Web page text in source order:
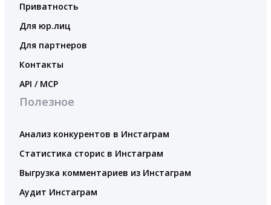
Приватность
Для юр.лиц
Для партнеров
Контакты
API / MCP
Полезное
Анализ конкурентов в Инстаграм
Статистика сторис в Инстаграм
Выгрузка комментариев из Инстаграм
Аудит Инстаграм